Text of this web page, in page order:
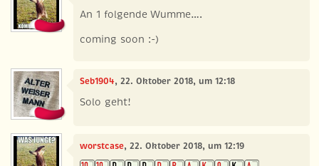
An 1 folgende Wumme….
coming soon :-)
Seb1904, 22. Oktober 2018, um 12:18
Solo geht!
worstcase, 22. Oktober 2018, um 12:19